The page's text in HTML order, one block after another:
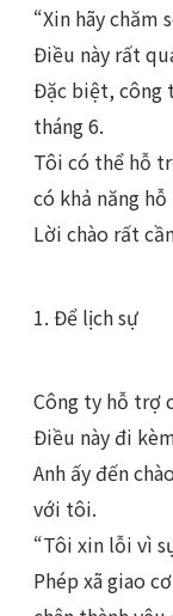
“Xin hãy
Điều này rất
Đặc biệt, công
tháng 6.
Tôi có thể hỗ
có khả năng
Lời chào rất
1. Để lịch sự
Công ty hỗ trợ
Điều này đi
Anh ấy đến
với tôi.
“Tôi xin lỗi vì
Phép xã giao